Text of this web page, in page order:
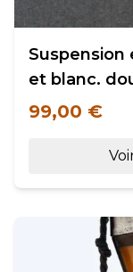
Suspension
et blanc.
99,00 €